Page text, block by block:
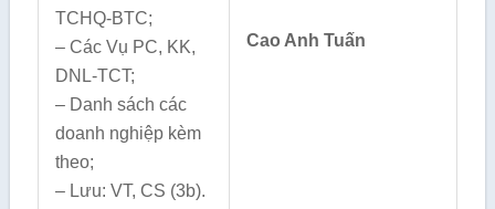
TCHQ-BTC;
– Các Vụ PC, KK,
DNL-TCT;
– Danh sách các
doanh nghiệp kèm
theo;
– Lưu: VT, CS (3b).
Cao Anh Tuấn